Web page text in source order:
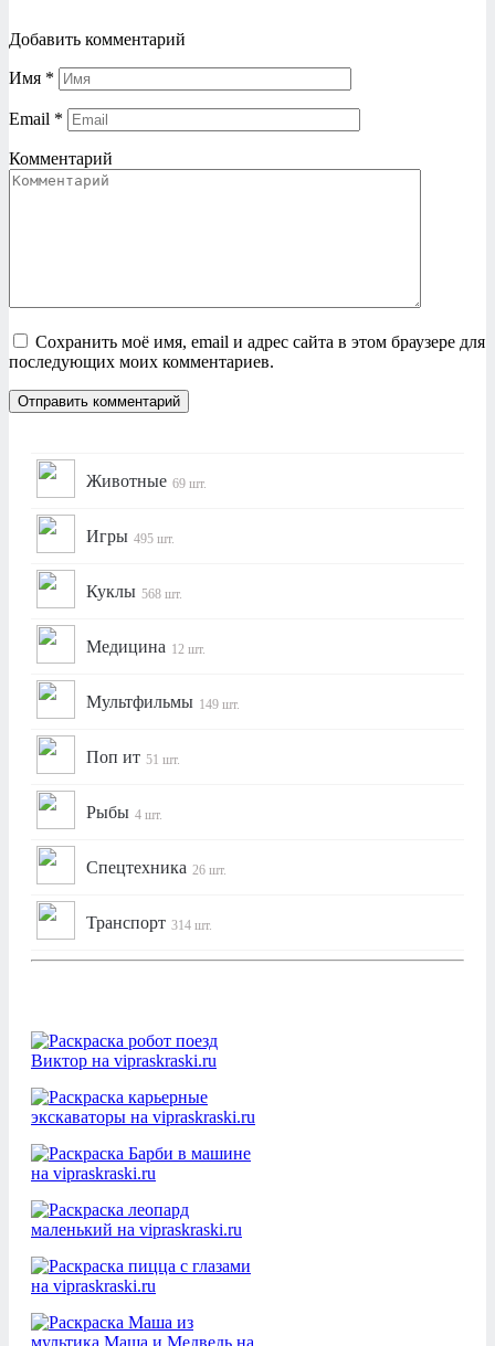
Добавить комментарий
Имя *
Email *
Комментарий
Сохранить моё имя, email и адрес сайта в этом браузере для
последующих моих комментариев.
Животные 69 шт.
Игры 495 шт.
Куклы 568 шт.
Медицина 12 шт.
Мультфильмы 149 шт.
Поп ит 51 шт.
Рыбы 4 шт.
Спецтехника 26 шт.
Транспорт 314 шт.